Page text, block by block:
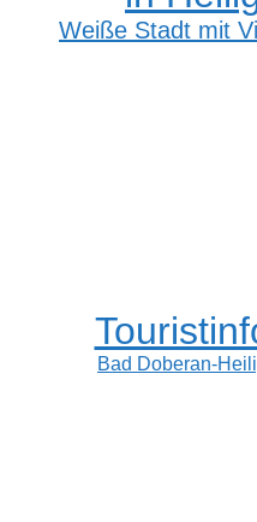
Weiße Stadt mit
Bad Doberan-